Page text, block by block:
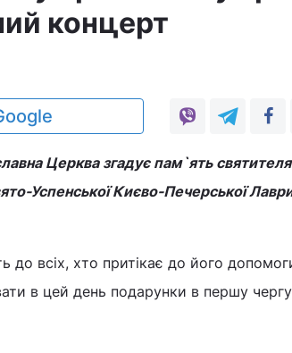
концерт
Церква згадує пам`ять святителя
Успенської Києво-Печерської
всіх, хто притікає до його
в цей день подарунки в першу